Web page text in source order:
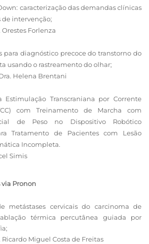
caracterização das demandas clínicas
de intervenção;
Orestes Forlenza
para diagnóstico precoce do transtorno do
usando o rastreamento do olhar;
Helena Brentani
Estimulação Transcraniana por Corrente
com Treinamento de Marcha com
de Peso no Dispositivo Robótico
Tratamento de Pacientes com Lesão
Incompleta.
Simis
Pronon
metástases cervicais do carcinoma de
térmica percutânea guiada por
Ricardo Miguel Costa de Freitas